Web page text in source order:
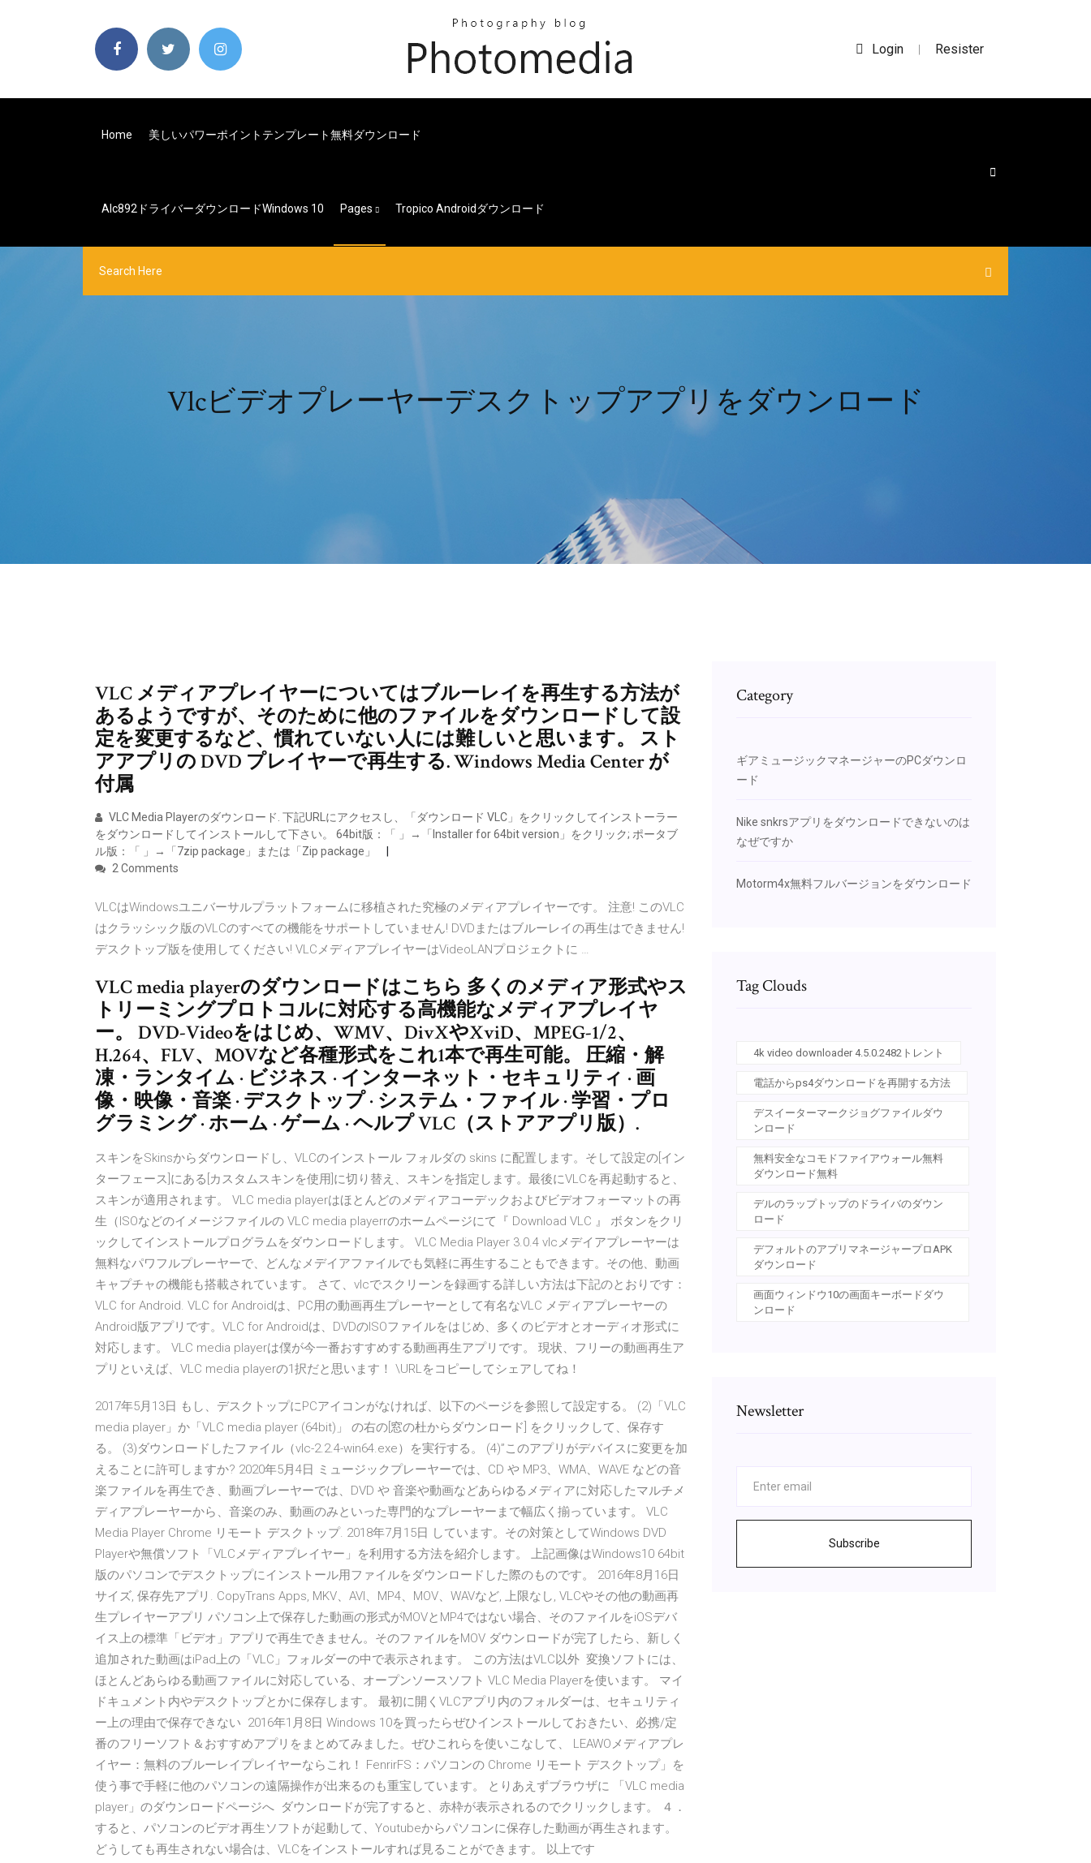
Login | Resister
Home 美しいパワーポイントテンプレート無料ダウンロード
Alc892ドライバーダウンロードwindows 10 Pages Tropico Androidダウンロード
Vlcビデオプレーヤーデスクトップアプリをダウンロード
VLC メディアプレイヤーについてはブルーレイを再生する方法が
あるようですが、そのために他のファイルをダウンロードして設
定を変更するなど、慣れていない人には難しいと思います。 スト
アアプリの DVD プレイヤーで再生する. Windows Media Center が
付属
VLC Media Playerのダウンロード. 下記URLにアクセスし、「ダウンロード VLC」をクリックしてインストーラー
をダウンロードしてインストールして下さい。 64bit版：「 」→「Installer for 64bit version」をクリック; ポータブ
ル版：「 」→「7zip package」または「Zip package」
2 Comments
VLCはWindowsユニバーサルプラットフォームに移植された究極のメディアプレイヤーです。 注意! このVLC
はクラッシック版のVLCのすべての機能をサポートしていません! DVDまたはブルーレイの再生はできません!
デスクトップ版を使用してください! VLCメディアプレイヤーはVideoLANプロジェクトに …
VLC media playerのダウンロードはこちら 多くのメディア形式やス
トリーミングプロトコルに対応する高機能なメディアプレイヤ
ー。 DVD-Videoをはじめ、WMV、DivXやXviD、MPEG-1/2、
H.264、FLV、MOVなど各種形式をこれ1本で再生可能。 圧縮・解
凍・ランタイム · ビジネス · インターネット・セキュリティ · 画
像・映像・音楽 · デスクトップ · システム・ファイル · 学習・プロ
グラミング · ホーム · ゲーム · ヘルプ VLC（ストアアプリ版）.
スキンをSkinsからダウンロードし、VLCのインストール フォルダの skins に配置します。そして設定の[イン
ターフェース]にある[カスタムスキンを使用]に切り替え、スキンを指定します。最後にVLCを再起動すると、
スキンが適用されます。 VLC media playerはほとんどのメディアコーデックおよびビデオフォーマットの再
生（ISOなどのイメージファイルの VLC media playerrのホームページにて『 Download VLC 』 ボタンをクリ
ックしてインストールプログラムをダウンロードします。 VLC Media Player 3.0.4 vlcメデイアプレーヤーは
無料なパワフルプレーヤーで、どんなメデイアファイルでも気軽に再生することもできます。その他、動画
キャプチャの機能も搭載されています。 さて、vlcでスクリーンを録画する詳しい方法は下記のとおりです：
VLC for Android. VLC for Androidは、PC用の動画再生プレーヤーとして有名なVLC メディアプレーヤーの
Android版アプリです。VLC for Androidは、DVDのISOファイルをはじめ、多くのビデオとオーディオ形式に
対応します。 VLC media playerは僕が今一番おすすめする動画再生アプリです。 現状、フリーの動画再生ア
プリといえば、VLC media playerの1択だと思います！ \URLをコピーしてシェアしてね！
2017年5月13日 もし、デスクトップにPCアイコンがなければ、以下のページを参照して設定する。 (2)「VLC
media player」か「VLC media player (64bit)」 の右の[窓の杜からダウンロード] をクリックして、保存す
る。 (3)ダウンロードしたファイル（vlc-2.2.4-win64.exe）を実行する。 (4)”このアプリがデバイスに変更を加
えることに許可しますか? 2020年5月4日 ミュージックプレーヤーでは、CD や MP3、WMA、WAVE などの音
楽ファイルを再生でき、動画プレーヤーでは、DVD や 音楽や動画などあらゆるメディアに対応したマルチメ
ディアプレーヤーから、音楽のみ、動画のみといった専門的なプレーヤーまで幅広く揃っています。 VLC
Media Player Chrome リモート デスクトップ. 2018年7月15日 しています。その対策としてWindows DVD
Playerや無償ソフト「VLCメディアプレイヤー」を利用する方法を紹介します。 上記画像はWindows10 64bit
版のパソコンでデスクトップにインストール用ファイルをダウンロードした際のものです。 2016年8月16日
サイズ, 保存先アプリ. CopyTrans Apps, MKV、AVI、MP4、MOV、WAVなど, 上限なし, VLCやその他の動画再
生プレイヤーアプリ パソコン上で保存した動画の形式がMOVとMP4ではない場合、そのファイルをiOSデバ
イス上の標準「ビデオ」アプリで再生できません。そのファイルをMOV ダウンロードが完了したら、新しく
追加された動画はiPad上の「VLC」フォルダーの中で表示されます。 この方法はVLC以外 変換ソフトには、
ほとんどあらゆる動画ファイルに対応している、オープンソースソフト VLC Media Playerを使います。 マイ
ドキュメント内やデスクトップとかに保存します。 最初に開くVLCアプリ内のフォルダーは、セキュリティ
ー上の理由で保存できない 2016年1月8日 Windows 10を買ったらぜひインストールしておきたい、必携/定
番のフリーソフト＆おすすめアプリをまとめてみました。ぜひこれらを使いこなして、 LEAWOメディアプレ
イヤー：無料のブルーレイプレイヤーならこれ！ FenrirFS：パソコンの Chrome リモート デスクトップ」を
使う事で手軽に他のパソコンの遠隔操作が出来るのも重宝しています。 とりあえずブラウザに 「VLC media
player」のダウンロードページへ ダウンロードが完了すると、赤枠が表示されるのでクリックします。 ４．
すると、パソコンのビデオ再生ソフトが起動して、Youtubeからパソコンに保存した動画が再生されます。
どうしても再生されない場合は、VLCをインストールすれば見ることができます。 以上です
Category
ギアミュージックマネージャーのPCダウンロ
ード
Nike snkrsアプリをダウンロードできないのは
なぜですか
Motorm4x無料フルバージョンをダウンロード
Tag Clouds
4k video downloader 4.5.0.2482トレント
電話からps4ダウンロードを再開する方法
デスイーターマークジョグファイルダウ
ンロード
無料安全なコモドファイアウォール無料
ダウンロード無料
デルのラップトップのドライバのダウン
ロード
デフォルトのアプリマネージャープロAPK
ダウンロード
画面ウィンドウ10の画面キーボードダウ
ンロード
Newsletter
Subscribe